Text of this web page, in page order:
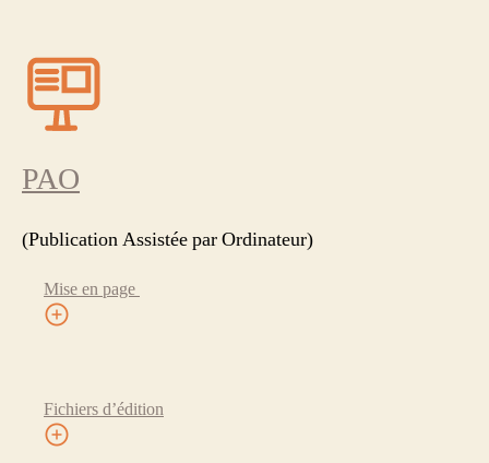
PAO
(Publication Assistée par Ordinateur)
Mise en page
Fichiers d’édition